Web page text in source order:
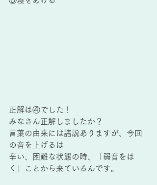
正解は④でした！
みなさん正解しましたか？
言葉の由来には諸説ありますが、今回
の音を上げるは
辛い、困難な状態の時、「弱音をは
く」ことから来ているんです。